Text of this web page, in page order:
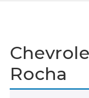
Rocha